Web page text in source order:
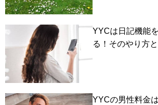
YYCは日記機能
る！そのやり方
YYCの男性料金